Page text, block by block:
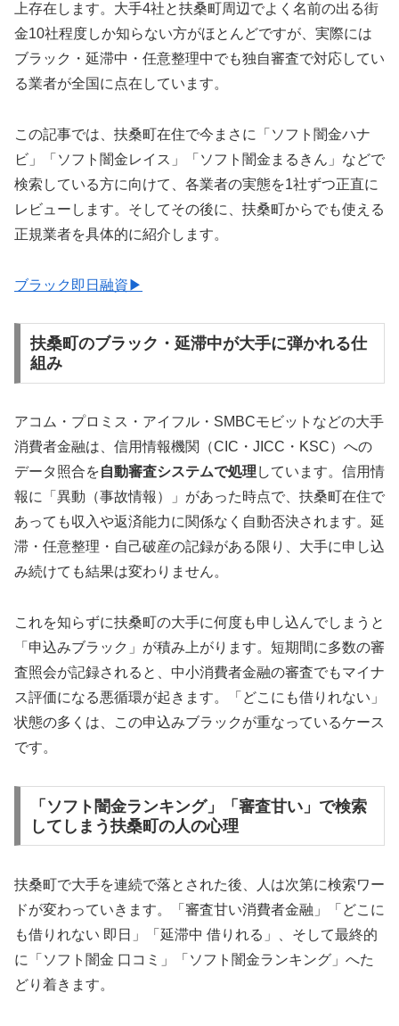
上存在します。大手4社と扶桑町周辺でよく名前の出る街
金10社程度しか知らない方がほとんどですが、実際には
ブラック・延滞中・任意整理中でも独自審査で対応してい
る業者が全国に点在しています。
この記事では、扶桑町在住で今まさに「ソフト闇金ハナ
ビ」「ソフト闇金レイス」「ソフト闇金まるきん」などで
検索している方に向けて、各業者の実態を1社ずつ正直に
レビューします。そしてその後に、扶桑町からでも使える
正規業者を具体的に紹介します。
ブラック即日融資▶
扶桑町のブラック・延滞中が大手に弾かれる仕
組み
アコム・プロミス・アイフル・SMBCモビットなどの大手
消費者金融は、信用情報機関（CIC・JICC・KSC）への
データ照合を自動審査システムで処理 しています。信用情
報に「異動（事故情報）」があった時点で、扶桑町在住で
あっても収入や返済能力に関係なく自動否決されます。延
滞・任意整理・自己破産の記録がある限り、大手に申し込
み続けても結果は変わりません。
これを知らずに扶桑町の大手に何度も申し込んでしまうと
「申込みブラック」が積み上がります。短期間に多数の審
査照会が記録されると、中小消費者金融の審査でもマイナ
ス評価になる悪循環が起きます。「どこにも借りれない」
状態の多くは、この申込みブラックが重なっているケース
です。
「ソフト闇金ランキング」「審査甘い」で検索
してしまう扶桑町の人の心理
扶桑町で大手を連続で落とされた後、人は次第に検索ワー
ドが変わっていきます。「審査甘い消費者金融」「どこに
も借りれない 即日」「延滞中 借りれる」、そして最終的
に「ソフト闇金 口コミ」「ソフト闇金ランキング」へた
どり着きます。